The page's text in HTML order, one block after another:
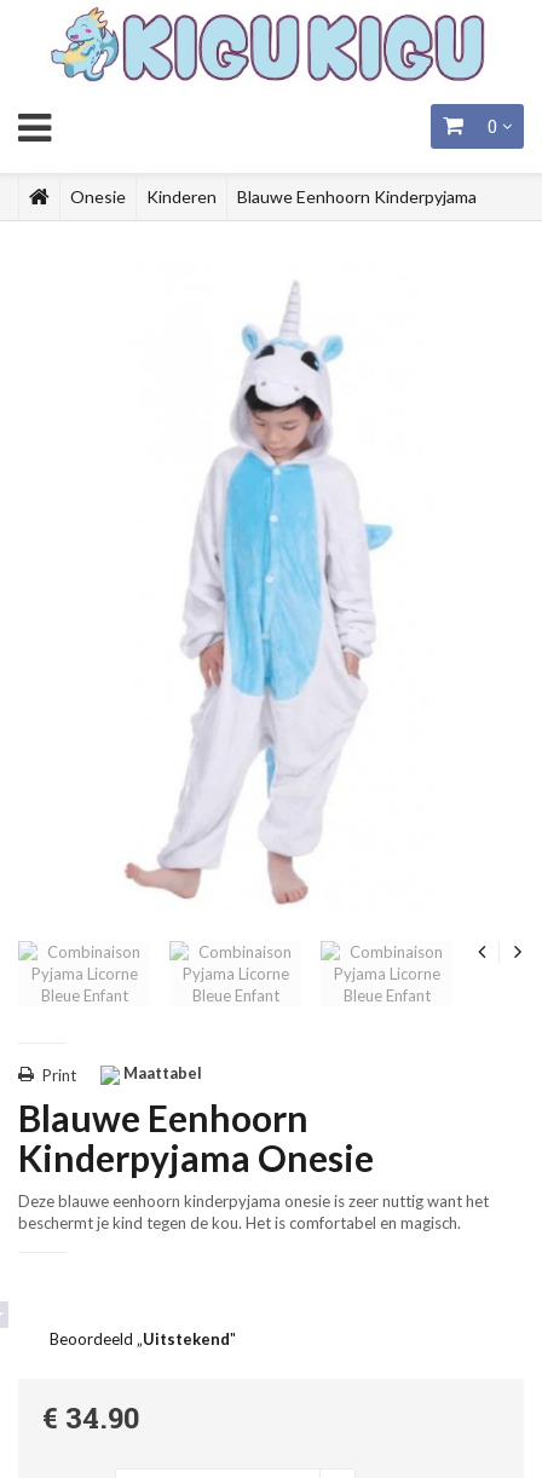
0
Onesie Kinderen Blauwe Eenhoorn Kinderpyjama
Maattabel
Print
Blauwe Eenhoorn
Kinderpyjama Onesie
Deze blauwe eenhoorn kinderpyjama onesie is zeer nuttig want het
beschermt je kind tegen de kou. Het is comfortabel en magisch.
Beoordeeld „Uitstekend"
€ 34.90